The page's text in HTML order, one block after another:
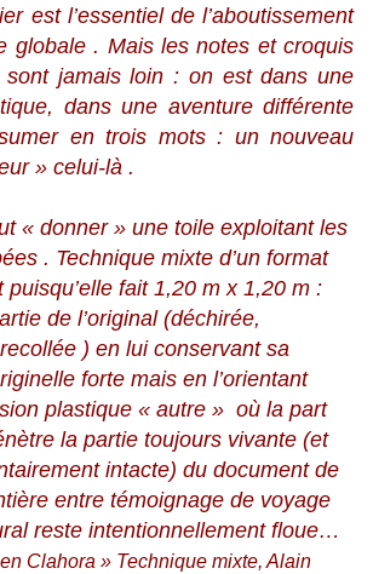
est l’essentiel de l’aboutissement
globale . Mais les notes et croquis
sont jamais loin : on est dans une
dans une aventure différente
en trois mots : un nouveau
» celui-là .
« donner » une toile exploitant les
. Technique mixte d’un format
fait 1,20 m x 1,20 m :
de l’original (déchirée,
) en lui conservant sa
forte mais en l’orientant
plastique « autre » où la part
la partie toujours vivante (et
intacte) du document de
entre témoignage de voyage
reste intentionnellement floue…
Clahora » Technique mixte, Alain